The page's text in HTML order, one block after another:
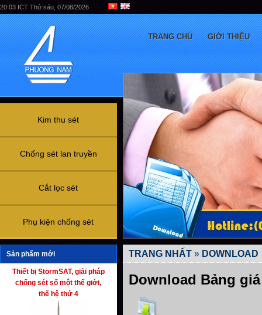
20:03 ICT Thứ sáu, 07/08/2026
TRANG CHỦ GIỚI THIỆU
Kim thu sét
Chống sét lan truyền
Cắt lọc sét
Phụ kiện chống sét
Sản phẩm mới
Thiết bị StormSAT, giải pháp
chống sét số một thế giới,
thế hệ thứ 4
TRANG NHẤT » DOWNLOAD
Download Bảng